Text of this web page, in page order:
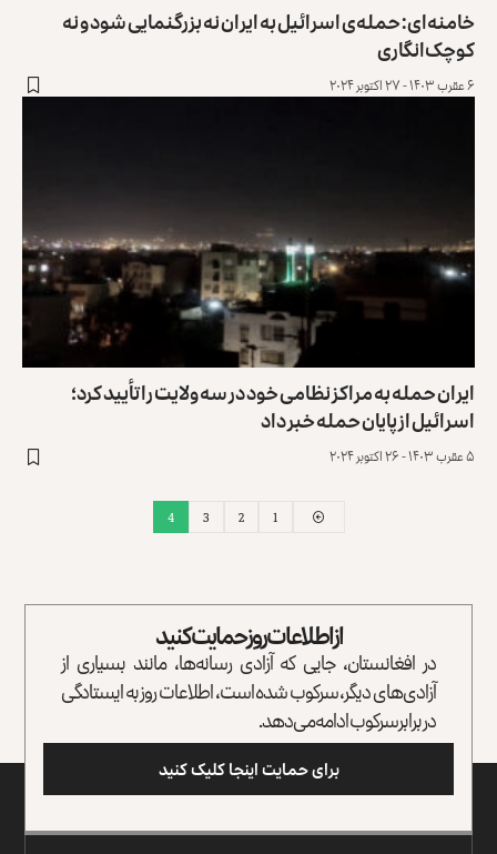
خامنه‌ای: حمله‌ی اسرائیل به ایران نه بزرگنمایی شود و نه
کوچک‌‌انگاری
۶ عقرب ۱۴۰۳ - ۲۷ اکتوبر ۲۰۲۴
ایران حمله به مراکز نظامی خود در سه ولایت را تأیید کرد؛
اسرائیل از پایان حمله خبر داد
۵ عقرب ۱۴۰۳ - ۲۶ اکتوبر ۲۰۲۴
1
2
3
4
از اطلاعات روز حمایت کنید
در افغانستان، جایی که آزادی رسانه‌ها، مانند بسیاری از
آزادی‌های دیگر، سرکوب شده است، اطلاعات روز به ایستادگی
در برابر سرکوب ادامه می‌دهد.
برای حمایت اینجا کلیک کنید